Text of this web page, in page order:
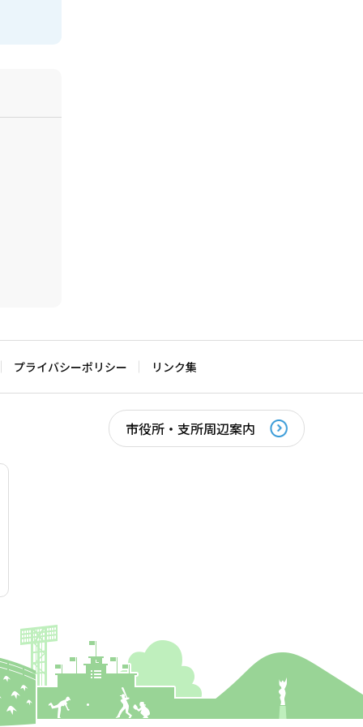
プライバシーポリシー リンク集
市役所・支所周辺案内